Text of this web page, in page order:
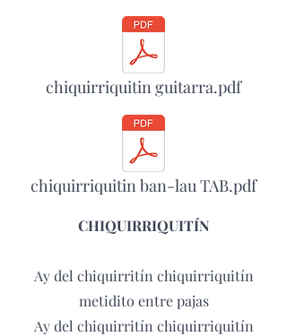
chiquirriquitin guitarra.pdf
chiquirriquitin ban-lau TAB.pdf
CHIQUIRRIQUITÍN
Ay del chiquirritín chiquirriquitín
metidito entre pajas
Ay del chiquirritín chiquirriquitín